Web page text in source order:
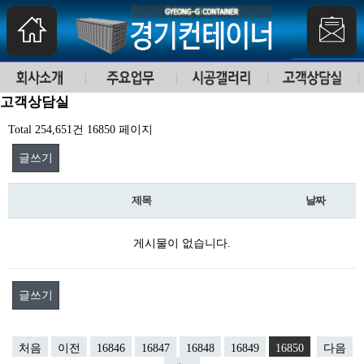
고객상담실
Total 254,651건 16850 페이지
글쓰기
제목 날짜
게시물이 없습니다.
글쓰기
처음 이전 16846 16847 16848 16849 16850
다음